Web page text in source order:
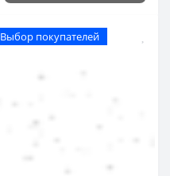
Выбор покупателей